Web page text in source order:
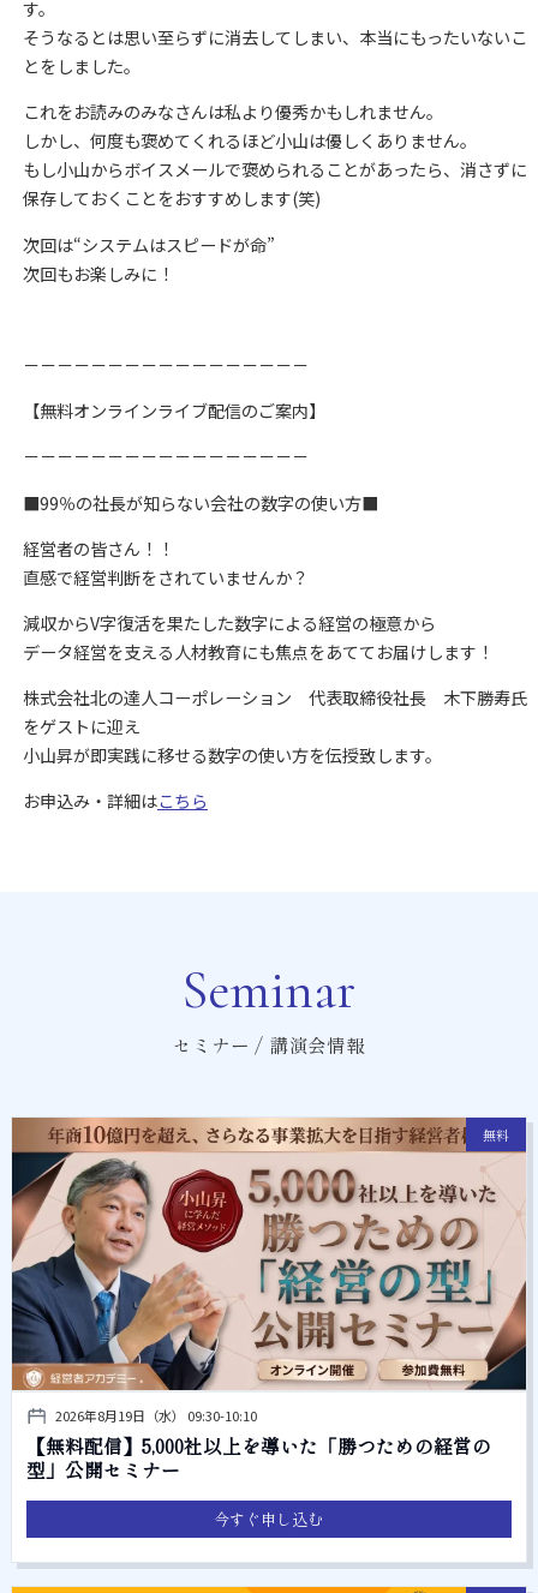
す。
そうなるとは思い至らずに消去してしまい、本当にもったいないこ
とをしました。
これをお読みのみなさんは私より優秀かもしれません。
しかし、何度も褒めてくれるほど小山は優しくありません。
もし小山からボイスメールで褒められることがあったら、消さずに
保存しておくことをおすすめします(笑)
次回は“システムはスピードが命”
次回もお楽しみに！
－－－－－－－－－－－－－－－－－
【無料オンラインライブ配信のご案内】
－－－－－－－－－－－－－－－－－
■99％の社長が知らない会社の数字の使い方■
経営者の皆さん！！
直感で経営判断をされていませんか？
減収からV字復活を果たした数字による経営の極意から
データ経営を支える人材教育にも焦点をあててお届けします！
株式会社北の達人コーポレーション 代表取締役社長 木下勝寿氏
をゲストに迎え
小山昇が即実践に移せる数字の使い方を伝授致します。
お申込み・詳細はこちら
Seminar
セミナー / 講演会情報
無料
2026年8月19日（水） 09:30-10:10
【無料配信】5,000社以上を導いた「勝つための経営の
型」公開セミナー
今すぐ申し込む